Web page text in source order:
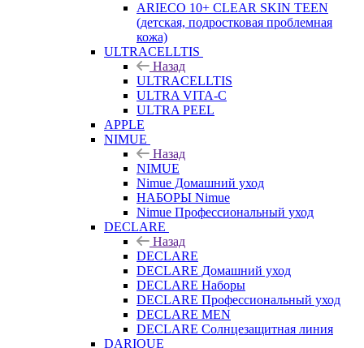
ARIECO 10+ CLEAR SKIN TEEN
(детская, подростковая проблемная
кожа)
ULTRACELLTIS
Назад
ULTRACELLTIS
ULTRA VITA-C
ULTRA PEEL
APPLE
NIMUE
Назад
NIMUE
Nimue Домашний уход
НАБОРЫ Nimue
Nimue Профессиональный уход
DECLARE
Назад
DECLARE
DECLARE Домашний уход
DECLARE Наборы
DECLARE Профессиональный уход
DECLARE MEN
DECLARE Солнцезащитная линия
DARIQUE